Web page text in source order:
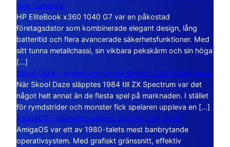
lång batteritid
HP EliteBook x360 1040 G7 var en påkostad
företagsdator som kombinerade elegant design, lång
batteritid och flera avancerade säkerhetsfunktioner. Med
sitt tunna metallchassi, sin vikbara pekskärm och sin höga
[…]
Skool Daze – spelet som gjorde skolan till ett öppet kaos
När Skool Daze släpptes 1984 till ZX Spectrum var det
något helt annat än de flesta spel på marknaden. I stället
för rymdstrider och monster fick spelaren uppleva en […]
AmigaOS – operativsystemet som var före sin tid
AmigaOS var ett av 1980-talets mest banbrytande
operativsystem. Med grafiskt gränssnitt, effektiv